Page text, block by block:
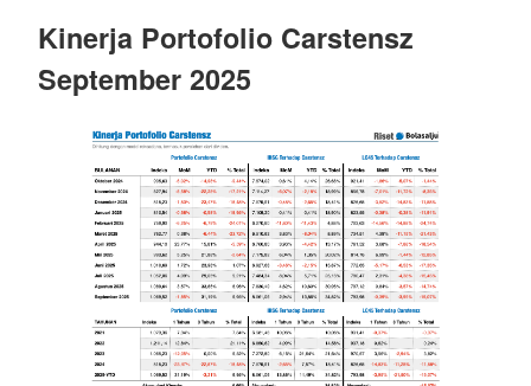
Kinerja Portofolio Carstensz
September 2025